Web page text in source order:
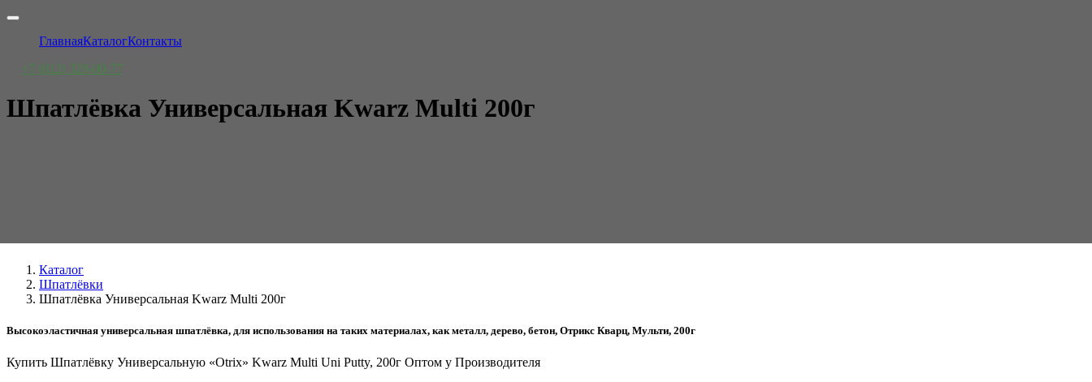
ГлавнаяКаталогКонтакты
+7 (812) 329-00-77
Шпатлёвка Универсальная Kwarz Multi 200г
Каталог
Шпатлёвки
Шпатлёвка Универсальная Kwarz Multi 200г
Высокоэластичная универсальная шпатлёвка, для использования на таких материалах, как металл, дерево, бетон, Отрикс Кварц, Мульти, 200г
Купить Шпатлёвку Универсальную «Otrix» Kwarz Multi Uni Putty, 200г Оптом у Производителя